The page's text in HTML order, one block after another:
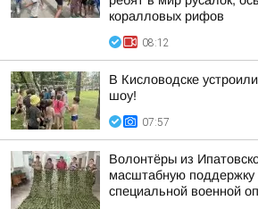
коралловых рифов
08:12
В Кисловодске
шоу!
07:57
Волонтёры из
масштабную поддержку
специальной военной